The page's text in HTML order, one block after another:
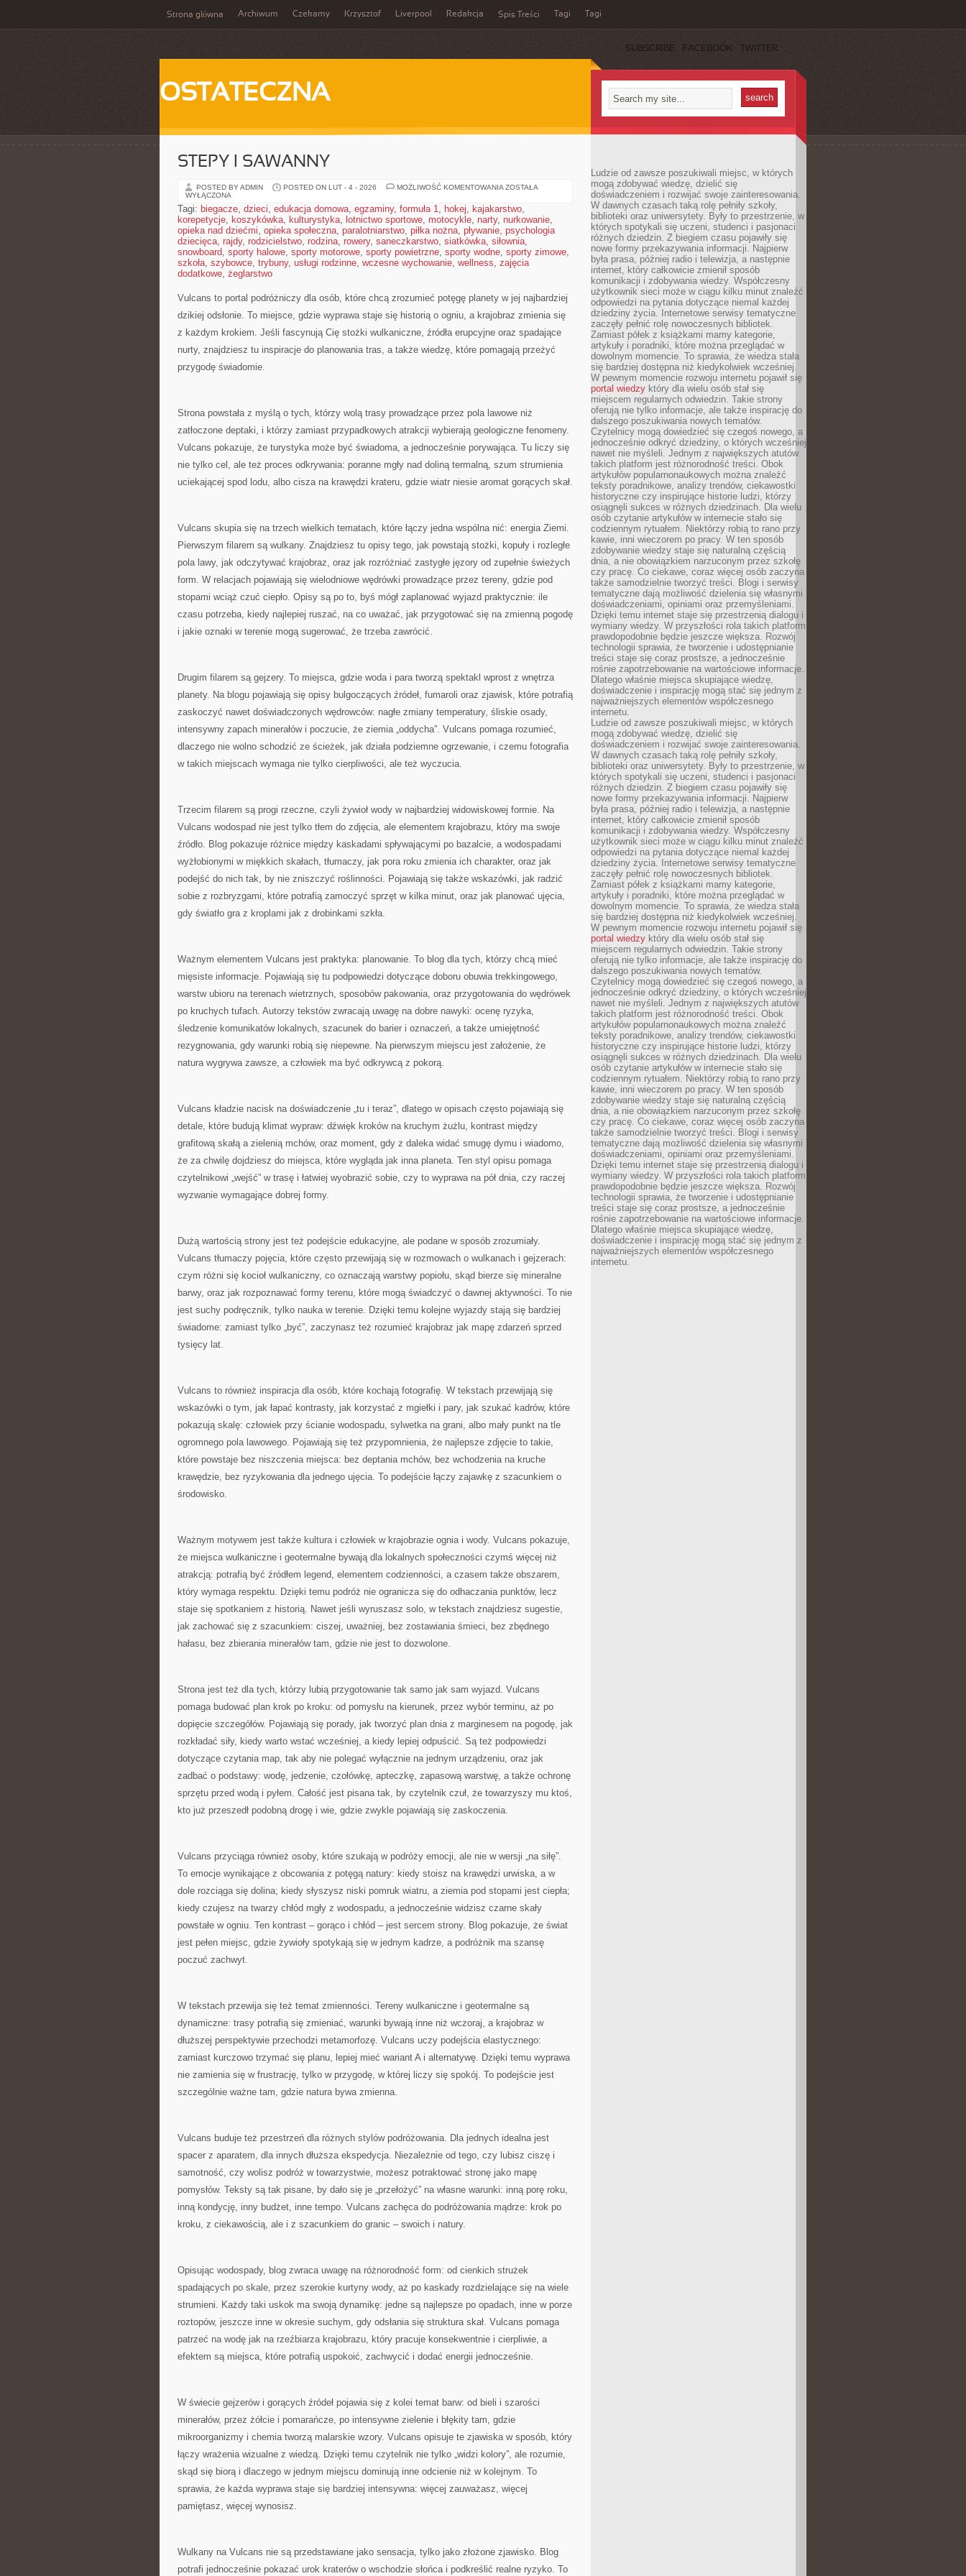
Strona główna Archiwum Czekamy Krzysztof Liverpool Redakcja Spis Treści Tagi Tagi
SUBSCRIBE FACEBOOK TWITTER
OSTATECZNA
STEPY I SAWANNY
POSTED BY ADMIN POSTED ON LUT - 4 - 2026 MOŻLIWOŚĆ KOMENTOWANIA STEPY
ZOSTAŁA
WYŁĄCZONA
Tagi: biegacze, dzieci, edukacja domowa, egzaminy, formuła 1, hokej, kajakarstwo,
korepetycje, koszykówka, kulturystyka, lotnictwo sportowe, motocykle, narty, nurkowanie,
opieka nad dziećmi, opieka społeczna, paralotniarstwo, piłka nożna, pływanie, psychologia
dziecięca, rajdy, rodzicielstwo, rodzina, rowery, saneczkarstwo, siatkówka, siłownia,
snowboard, sporty halowe, sporty motorowe, sporty powietrzne, sporty wodne, sporty zimowe,
szkoła, szybowce, trybuny, usługi rodzinne, wczesne wychowanie, wellness, zajęcia
dodatkowe, żeglarstwo
Vulcans to portal podróżniczy dla osób, które chcą zrozumieć potęgę planety w jej najbardziej
dzikiej odsłonie. To miejsce, gdzie wyprawa staje się historią o ogniu, a krajobraz zmienia się
z każdym krokiem. Jeśli fascynują Cię stożki wulkaniczne, źródła erupcyjne oraz spadające
nurty, znajdziesz tu inspiracje do planowania tras, a także wiedzę, które pomagają przeżyć
przygodę świadomie.
Strona powstała z myślą o tych, którzy wolą trasy prowadzące przez pola lawowe niż
zatłoczone deptaki, i którzy zamiast przypadkowych atrakcji wybierają geologiczne fenomeny.
Vulcans pokazuje, że turystyka może być świadoma, a jednocześnie porywająca. Tu liczy się
nie tylko cel, ale też proces odkrywania: poranne mgły nad doliną termalną, szum strumienia
uciekającej spod lodu, albo cisza na krawędzi krateru, gdzie wiatr niesie aromat gorących skał.
Vulcans skupia się na trzech wielkich tematach, które łączy jedna wspólna nić: energia Ziemi.
Pierwszym filarem są wulkany. Znajdziesz tu opisy tego, jak powstają stożki, kopuły i rozległe
pola lawy, jak odczytywać krajobraz, oraz jak rozróżniać zastygłe jęzory od zupełnie świeżych
form. W relacjach pojawiają się wielodniowe wędrówki prowadzące przez tereny, gdzie pod
stopami wciąż czuć ciepło. Opisy są po to, byś mógł zaplanować wyjazd praktycznie: ile
czasu potrzeba, kiedy najlepiej ruszać, na co uważać, jak przygotować się na zmienną pogodę
i jakie oznaki w terenie mogą sugerować, że trzeba zawrócić.
Drugim filarem są gejzery. To miejsca, gdzie woda i para tworzą spektakl wprost z wnętrza
planety. Na blogu pojawiają się opisy bulgoczących źródeł, fumaroli oraz zjawisk, które potrafią
zaskoczyć nawet doświadczonych wędrowców: nagłe zmiany temperatury, śliskie osady,
intensywny zapach minerałów i poczucie, że ziemia „oddycha”. Vulcans pomaga rozumieć,
dlaczego nie wolno schodzić ze ścieżek, jak działa podziemne ogrzewanie, i czemu fotografia
w takich miejscach wymaga nie tylko cierpliwości, ale też wyczucia.
Trzecim filarem są progi rzeczne, czyli żywioł wody w najbardziej widowiskowej formie. Na
Vulcans wodospad nie jest tylko tłem do zdjęcia, ale elementem krajobrazu, który ma swoje
źródło. Blog pokazuje różnice między kaskadami spływającymi po bazalcie, a wodospadami
wyżłobionymi w miękkich skałach, tłumaczy, jak pora roku zmienia ich charakter, oraz jak
podejść do nich tak, by nie zniszczyć roślinności. Pojawiają się także wskazówki, jak radzić
sobie z rozbryzgami, które potrafią zamoczyć sprzęt w kilka minut, oraz jak planować ujęcia,
gdy światło gra z kroplami jak z drobinkami szkła.
Ważnym elementem Vulcans jest praktyka: planowanie. To blog dla tych, którzy chcą mieć
mięsiste informacje. Pojawiają się tu podpowiedzi dotyczące doboru obuwia trekkingowego,
warstw ubioru na terenach wietrznych, sposobów pakowania, oraz przygotowania do wędrówek
po kruchych tufach. Autorzy tekstów zwracają uwagę na dobre nawyki: ocenę ryzyka,
śledzenie komunikatów lokalnych, szacunek do barier i oznaczeń, a także umiejętność
rezygnowania, gdy warunki robią się niepewne. Na pierwszym miejscu jest założenie, że
natura wygrywa zawsze, a człowiek ma być odkrywcą z pokorą.
Vulcans kładzie nacisk na doświadczenie „tu i teraz”, dlatego w opisach często pojawiają się
detale, które budują klimat wypraw: dźwięk kroków na kruchym żużlu, kontrast między
grafitową skałą a zielenią mchów, oraz moment, gdy z daleka widać smugę dymu i wiadomo,
że za chwilę dojdziesz do miejsca, które wygląda jak inna planeta. Ten styl opisu pomaga
czytelnikowi „wejść” w trasę i łatwiej wyobrazić sobie, czy to wyprawa na pół dnia, czy raczej
wyzwanie wymagające dobrej formy.
Dużą wartością strony jest też podejście edukacyjne, ale podane w sposób zrozumiały.
Vulcans tłumaczy pojęcia, które często przewijają się w rozmowach o wulkanach i gejzerach:
czym różni się kocioł wulkaniczny, co oznaczają warstwy popiołu, skąd bierze się mineralne
barwy, oraz jak rozpoznawać formy terenu, które mogą świadczyć o dawnej aktywności. To nie
jest suchy podręcznik, tylko nauka w terenie. Dzięki temu kolejne wyjazdy stają się bardziej
świadome: zamiast tylko „być”, zaczynasz też rozumieć krajobraz jak mapę zdarzeń sprzed
tysięcy lat.
Vulcans to również inspiracja dla osób, które kochają fotografię. W tekstach przewijają się
wskazówki o tym, jak łapać kontrasty, jak korzystać z mgiełki i pary, jak szukać kadrów, które
pokazują skalę: człowiek przy ścianie wodospadu, sylwetka na grani, albo mały punkt na tle
ogromnego pola lawowego. Pojawiają się też przypomnienia, że najlepsze zdjęcie to takie,
które powstaje bez niszczenia miejsca: bez deptania mchów, bez wchodzenia na kruche
krawędzie, bez ryzykowania dla jednego ujęcia. To podejście łączy zajawkę z szacunkiem o
środowisko.
Ważnym motywem jest także kultura i człowiek w krajobrazie ognia i wody. Vulcans pokazuje,
że miejsca wulkaniczne i geotermalne bywają dla lokalnych społeczności czymś więcej niż
atrakcją: potrafią być źródłem legend, elementem codzienności, a czasem także obszarem,
który wymaga respektu. Dzięki temu podróż nie ogranicza się do odhaczania punktów, lecz
staje się spotkaniem z historią. Nawet jeśli wyruszasz solo, w tekstach znajdziesz sugestie,
jak zachować się z szacunkiem: ciszej, uważniej, bez zostawiania śmieci, bez zbędnego
hałasu, bez zbierania minerałów tam, gdzie nie jest to dozwolone.
Strona jest też dla tych, którzy lubią przygotowanie tak samo jak sam wyjazd. Vulcans
pomaga budować plan krok po kroku: od pomysłu na kierunek, przez wybór terminu, aż po
dopięcie szczegółów. Pojawiają się porady, jak tworzyć plan dnia z marginesem na pogodę, jak
rozkładać siły, kiedy warto wstać wcześniej, a kiedy lepiej odpuścić. Są też podpowiedzi
dotyczące czytania map, tak aby nie polegać wyłącznie na jednym urządzeniu, oraz jak
zadbać o podstawy: wodę, jedzenie, czołówkę, apteczkę, zapasową warstwę, a także ochronę
sprzętu przed wodą i pyłem. Całość jest pisana tak, by czytelnik czuł, że towarzyszy mu ktoś,
kto już przeszedł podobną drogę i wie, gdzie zwykle pojawiają się zaskoczenia.
Vulcans przyciąga również osoby, które szukają w podróży emocji, ale nie w wersji „na siłę”.
To emocje wynikające z obcowania z potęgą natury: kiedy stoisz na krawędzi urwiska, a w
dole rozciąga się dolina; kiedy słyszysz niski pomruk wiatru, a ziemia pod stopami jest ciepła;
kiedy czujesz na twarzy chłód mgły z wodospadu, a jednocześnie widzisz czarne skały
powstałe w ogniu. Ten kontrast – gorąco i chłód – jest sercem strony. Blog pokazuje, że świat
jest pełen miejsc, gdzie żywioły spotykają się w jednym kadrze, a podróżnik ma szansę
poczuć zachwyt.
W tekstach przewija się też temat zmienności. Tereny wulkaniczne i geotermalne są
dynamiczne: trasy potrafią się zmieniać, warunki bywają inne niż wczoraj, a krajobraz w
dłuższej perspektywie przechodzi metamorfozę. Vulcans uczy podejścia elastycznego:
zamiast kurczowo trzymać się planu, lepiej mieć wariant A i alternatywę. Dzięki temu wyprawa
nie zamienia się w frustrację, tylko w przygodę, w której liczy się spokój. To podejście jest
szczególnie ważne tam, gdzie natura bywa zmienna.
Vulcans buduje też przestrzeń dla różnych stylów podróżowania. Dla jednych idealna jest
spacer z aparatem, dla innych dłuższa ekspedycja. Niezależnie od tego, czy lubisz ciszę i
samotność, czy wolisz podróż w towarzystwie, możesz potraktować stronę jako mapę
pomysłów. Teksty są tak pisane, by dało się je „przełożyć” na własne warunki: inną porę roku,
inną kondycję, inny budżet, inne tempo. Vulcans zachęca do podróżowania mądrze: krok po
kroku, z ciekawością, ale i z szacunkiem do granic – swoich i natury.
Opisując wodospady, blog zwraca uwagę na różnorodność form: od cienkich strużek
spadających po skale, przez szerokie kurtyny wody, aż po kaskady rozdzielające się na wiele
strumieni. Każdy taki uskok ma swoją dynamikę: jedne są najlepsze po opadach, inne w porze
roztopów, jeszcze inne w okresie suchym, gdy odsłania się struktura skał. Vulcans pomaga
patrzeć na wodę jak na rzeźbiarza krajobrazu, który pracuje konsekwentnie i cierpliwie, a
efektem są miejsca, które potrafią uspokoić, zachwycić i dodać energii jednocześnie.
W świecie gejzerów i gorących źródeł pojawia się z kolei temat barw: od bieli i szarości
minerałów, przez żółcie i pomarańcze, po intensywne zielenie i błękity tam, gdzie
mikroorganizmy i chemia tworzą malarskie wzory. Vulcans opisuje te zjawiska w sposób, który
łączy wrażenia wizualne z wiedzą. Dzięki temu czytelnik nie tylko „widzi kolory”, ale rozumie,
skąd się biorą i dlaczego w jednym miejscu dominują inne odcienie niż w kolejnym. To
sprawia, że każda wyprawa staje się bardziej intensywna: więcej zauważasz, więcej
pamiętasz, więcej wynosisz.
Wulkany na Vulcans nie są przedstawiane jako sensacja, tylko jako złożone zjawisko. Blog
potrafi jednocześnie pokazać urok kraterów o wschodzie słońca i podkreślić realne ryzyko. To
Ludzie od zawsze poszukiwali miejsc, w których
mogą zdobywać wiedzę, dzielić się
doświadczeniem i rozwijać swoje zainteresowania.
W dawnych czasach taką rolę pełniły szkoły,
biblioteki oraz uniwersytety. Były to przestrzenie, w
których spotykali się uczeni, studenci i pasjonaci
różnych dziedzin. Z biegiem czasu pojawiły się
nowe formy przekazywania informacji. Najpierw
była prasa, później radio i telewizja, a następnie
internet, który całkowicie zmienił sposób
komunikacji i zdobywania wiedzy. Współczesny
użytkownik sieci może w ciągu kilku minut znaleźć
odpowiedzi na pytania dotyczące niemal każdej
dziedziny życia. Internetowe serwisy tematyczne
zaczęły pełnić rolę nowoczesnych bibliotek.
Zamiast półek z książkami mamy kategorie,
artykuły i poradniki, które można przeglądać w
dowolnym momencie. To sprawia, że wiedza stała
się bardziej dostępna niż kiedykolwiek wcześniej.
W pewnym momencie rozwoju internetu pojawił się
portal wiedzy który dla wielu osób stał się
miejscem regularnych odwiedzin. Takie strony
oferują nie tylko informacje, ale także inspirację do
dalszego poszukiwania nowych tematów.
Czytelnicy mogą dowiedzieć się czegoś nowego, a
jednocześnie odkryć dziedziny, o których wcześniej
nawet nie myśleli. Jednym z największych atutów
takich platform jest różnorodność treści. Obok
artykułów popularnonaukowych można znaleźć
teksty poradnikowe, analizy trendów, ciekawostki
historyczne czy inspirujące historie ludzi, którzy
osiągnęli sukces w różnych dziedzinach. Dla wielu
osób czytanie artykułów w internecie stało się
codziennym rytuałem. Niektórzy robią to rano przy
kawie, inni wieczorem po pracy. W ten sposób
zdobywanie wiedzy staje się naturalną częścią
dnia, a nie obowiązkiem narzuconym przez szkołę
czy pracę. Co ciekawe, coraz więcej osób zaczyna
także samodzielnie tworzyć treści. Blogi i serwisy
tematyczne dają możliwość dzielenia się własnymi
doświadczeniami, opiniami oraz przemyśleniami.
Dzięki temu internet staje się przestrzenią dialogu i
wymiany wiedzy. W przyszłości rola takich platform
prawdopodobnie będzie jeszcze większa. Rozwój
technologii sprawia, że tworzenie i udostępnianie
treści staje się coraz prostsze, a jednocześnie
rośnie zapotrzebowanie na wartościowe informacje.
Dlatego właśnie miejsca skupiające wiedzę,
doświadczenie i inspirację mogą stać się jednym z
najważniejszych elementów współczesnego
internetu.
Ludzie od zawsze poszukiwali miejsc, w których
mogą zdobywać wiedzę, dzielić się
doświadczeniem i rozwijać swoje zainteresowania.
W dawnych czasach taką rolę pełniły szkoły,
biblioteki oraz uniwersytety. Były to przestrzenie, w
których spotykali się uczeni, studenci i pasjonaci
różnych dziedzin. Z biegiem czasu pojawiły się
nowe formy przekazywania informacji. Najpierw
była prasa, później radio i telewizja, a następnie
internet, który całkowicie zmienił sposób
komunikacji i zdobywania wiedzy. Współczesny
użytkownik sieci może w ciągu kilku minut znaleźć
odpowiedzi na pytania dotyczące niemal każdej
dziedziny życia. Internetowe serwisy tematyczne
zaczęły pełnić rolę nowoczesnych bibliotek.
Zamiast półek z książkami mamy kategorie,
artykuły i poradniki, które można przeglądać w
dowolnym momencie. To sprawia, że wiedza stała
się bardziej dostępna niż kiedykolwiek wcześniej.
W pewnym momencie rozwoju internetu pojawił się
portal wiedzy który dla wielu osób stał się
miejscem regularnych odwiedzin. Takie strony
oferują nie tylko informacje, ale także inspirację do
dalszego poszukiwania nowych tematów.
Czytelnicy mogą dowiedzieć się czegoś nowego, a
jednocześnie odkryć dziedziny, o których wcześniej
nawet nie myśleli. Jednym z największych atutów
takich platform jest różnorodność treści. Obok
artykułów popularnonaukowych można znaleźć
teksty poradnikowe, analizy trendów, ciekawostki
historyczne czy inspirujące historie ludzi, którzy
osiągnęli sukces w różnych dziedzinach. Dla wielu
osób czytanie artykułów w internecie stało się
codziennym rytuałem. Niektórzy robią to rano przy
kawie, inni wieczorem po pracy. W ten sposób
zdobywanie wiedzy staje się naturalną częścią
dnia, a nie obowiązkiem narzuconym przez szkołę
czy pracę. Co ciekawe, coraz więcej osób zaczyna
także samodzielnie tworzyć treści. Blogi i serwisy
tematyczne dają możliwość dzielenia się własnymi
doświadczeniami, opiniami oraz przemyśleniami.
Dzięki temu internet staje się przestrzenią dialogu i
wymiany wiedzy. W przyszłości rola takich platform
prawdopodobnie będzie jeszcze większa. Rozwój
technologii sprawia, że tworzenie i udostępnianie
treści staje się coraz prostsze, a jednocześnie
rośnie zapotrzebowanie na wartościowe informacje.
Dlatego właśnie miejsca skupiające wiedzę,
doświadczenie i inspirację mogą stać się jednym z
najważniejszych elementów współczesnego
internetu.